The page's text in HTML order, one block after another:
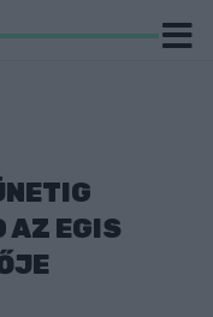
AZ EGIS